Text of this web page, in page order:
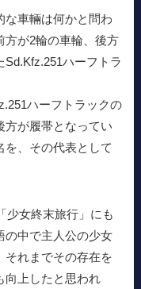
な車輛は何かと問わ
方が2輪の車輪、後方
ハーフトラ
ハーフトラックの
方が履帯となってい
を、その代表として
少女終末旅行」にも
の中で主人公の少女
それまでその存在を
向上したと思われ